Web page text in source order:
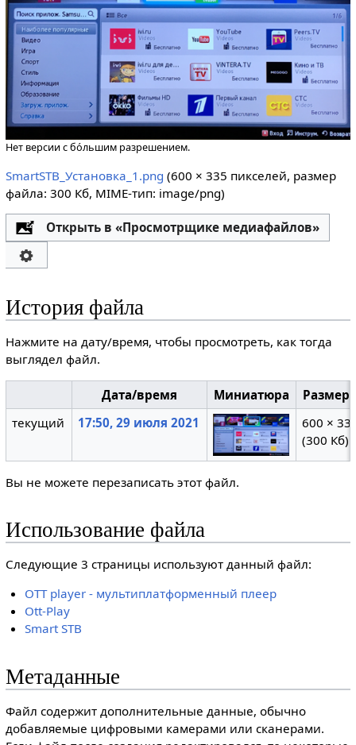
Нет версии с бо́льшим разрешением.
SmartSTB_Установка_1.png (600 × 335 пикселей, размер
файла: 300 Кб, MIME-тип: image/png)
Открыть в «Просмотрщике медиафайлов»
История файла
Нажмите на дату/время, чтобы просмотреть, как тогда
выглядел файл.
Дата/время Миниатюра
текущий
17:50, 29 июля 2021
600 ×
(300 Кб)
Вы не можете перезаписать этот файл.
Использование файла
Следующие 3 страницы используют данный файл:
OTT player - мультиплатформенный плеер
Ott-Play
Smart STB
Метаданные
Файл содержит дополнительные данные, обычно
добавляемые цифровыми камерами или сканерами.